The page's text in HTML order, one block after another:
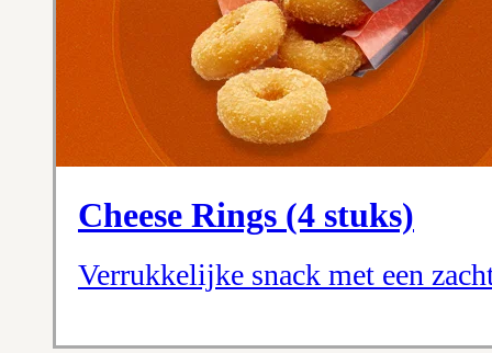
Cheese Rings (4 stuks)
Verrukkelijke snack met een